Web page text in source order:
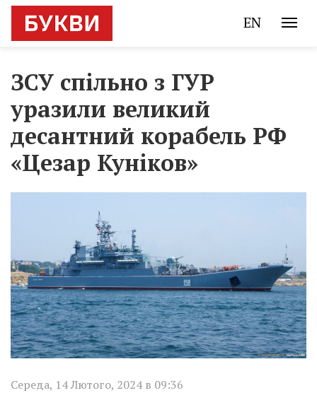
EN
ЗСУ спільно з ГУР
уразили великий
десантний корабель РФ
«Цезар Куніков»
Середа, 14 Лютого, 2024 в 09:36